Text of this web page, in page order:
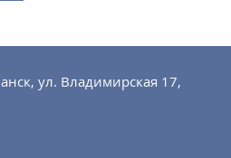
ул. Владимирская 17,